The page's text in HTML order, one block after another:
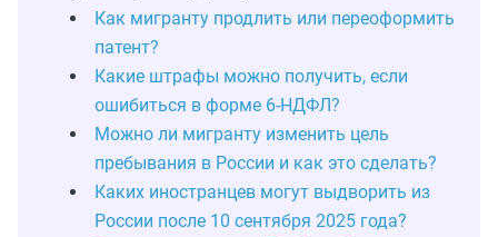
Как мигранту продлить или переоформить
патент?
Какие штрафы можно получить, если
ошибиться в форме 6-НДФЛ?
Можно ли мигранту изменить цель
пребывания в России и как это сделать?
Каких иностранцев могут выдворить из
России после 10 сентября 2025 года?